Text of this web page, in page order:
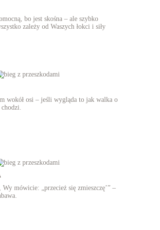
bo jest skośna – ale szybko
zależy od Waszych łokci i siły
wokół osi – jeśli wygląda to jak walka o
Wy mówicie: „przecież się zmieszczę’” –